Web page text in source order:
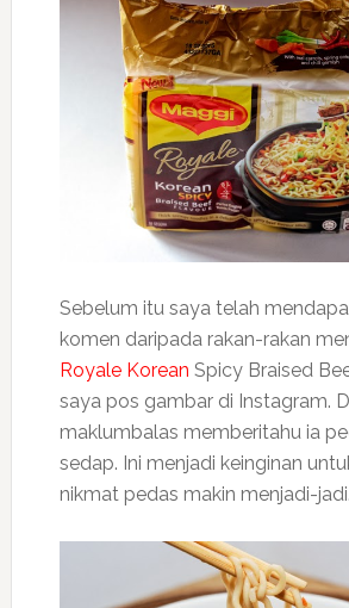
Sebelum itu saya telah
komen daripada rakan-rakan
Royale Korean Spicy Braised
saya pos gambar di Instagram.
maklumbalas memberitahu ia
sedap. Ini menjadi keinginan
nikmat pedas makin menjadi-jadi.